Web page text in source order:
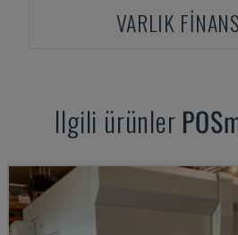
VARLIK
Ilgili ürünler